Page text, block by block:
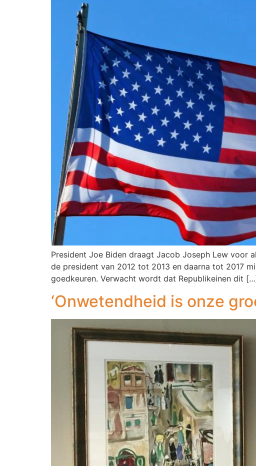
President Joe Biden draagt Jacob Joseph Lew voor
de president van 2012 tot 2013 en daarna tot 2017
goedkeuren. Verwacht wordt dat Republikeinen dit
‘Onwetendheid is onze